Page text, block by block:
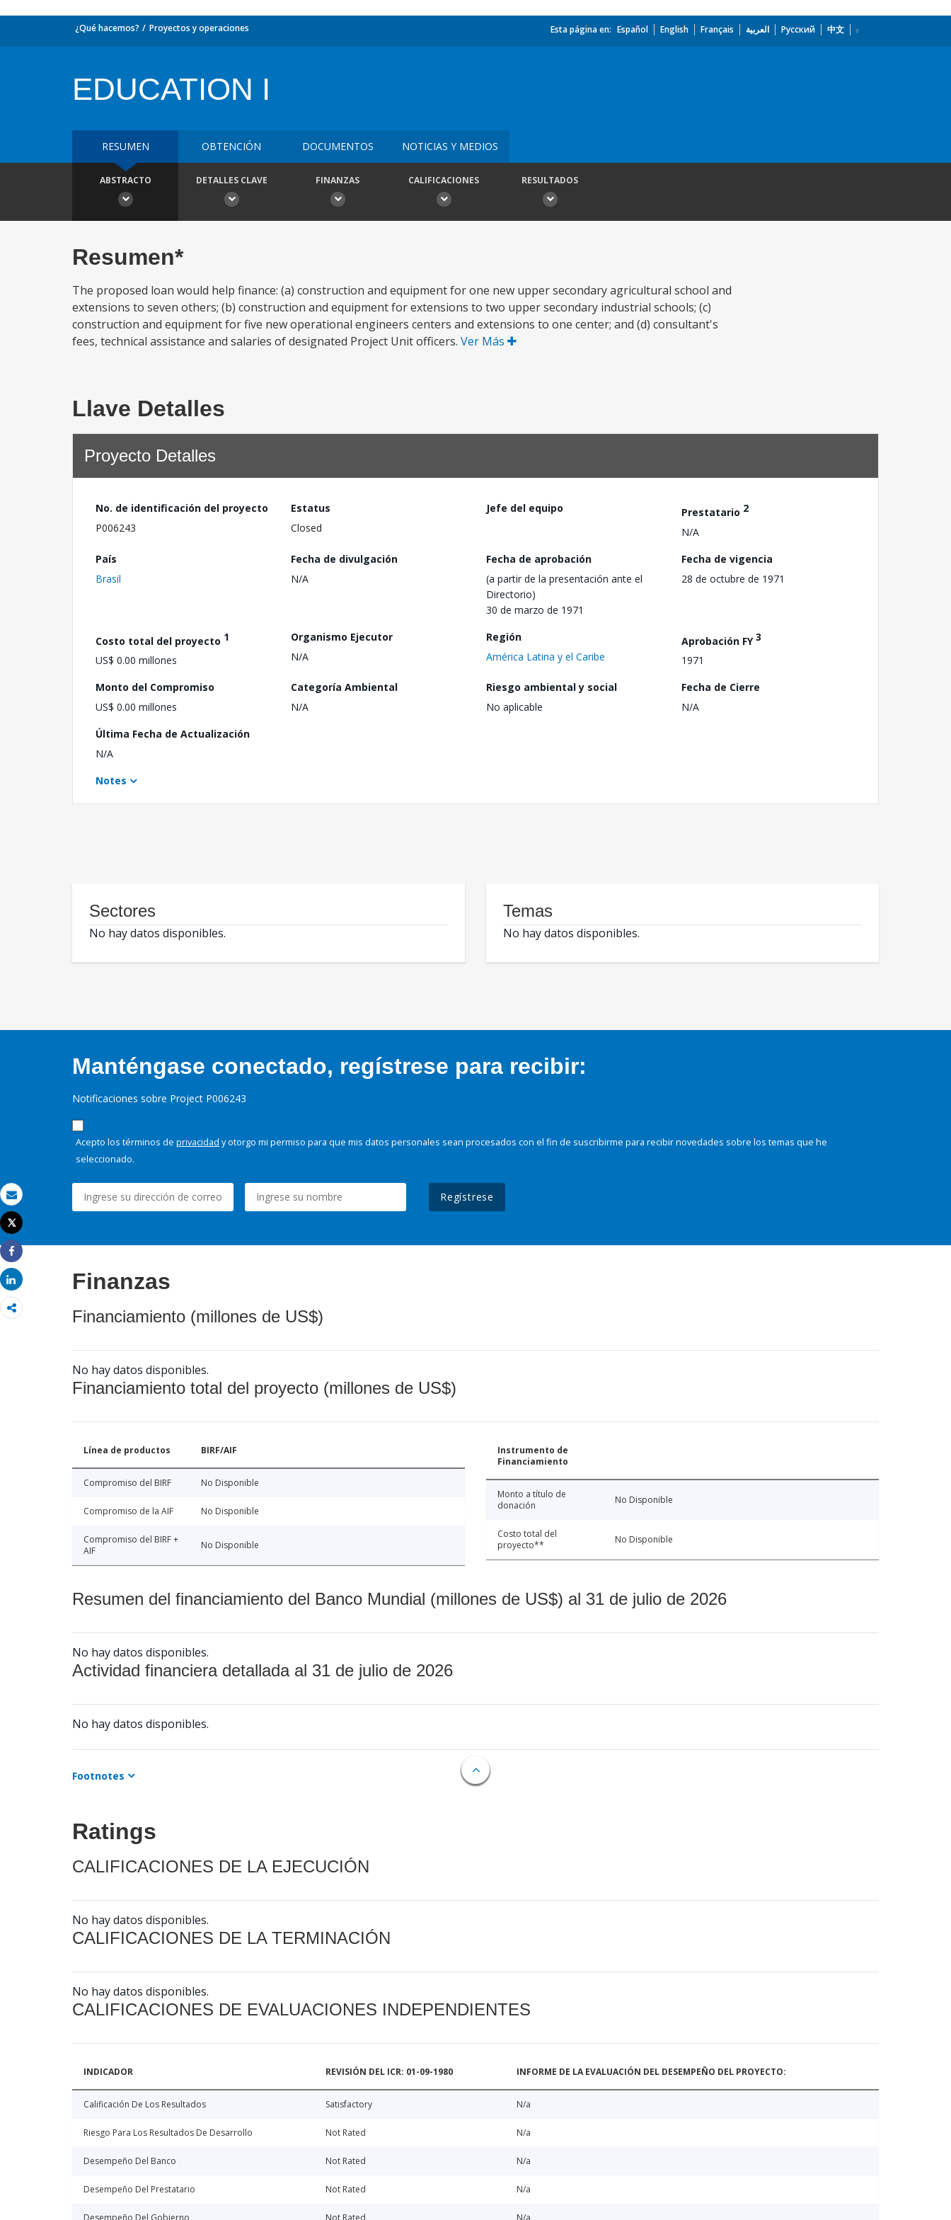
Correo electrónico
Imprimir
Tweet
Share
Share
¿Qué hacemos? Proyectos y operaciones Esta página en: Español English Français العربية Русский 中文
EDUCATION I
RESUMEN OBTENCIÓN DOCUMENTOS NOTICIAS Y MEDIOS
ABSTRACTO DETALLES CLAVE FINANZAS CALIFICACIONES RESULTADOS
Resumen*
The proposed loan would help finance: (a) construction and equipment for one new upper secondary agricultural school and
extensions to seven others; (b) construction and equipment for extensions to two upper secondary industrial schools; (c)
construction and equipment for five new operational engineers centers and extensions to one center; and (d) consultant's
fees, technical assistance and salaries of designated Project Unit officers. Ver Más
Llave Detalles
Proyecto Detalles
No. de identificación del proyecto
P006243
Estatus
Closed
Jefe del equipo Prestatario 2
N/A
País
Brasil
Fecha de divulgación
N/A
Fecha de aprobación
(a partir de la presentación ante el
Directorio)
30 de marzo de 1971
Fecha de vigencia
28 de octubre de 1971
Costo total del proyecto 1
US$ 0.00 millones
Organismo Ejecutor
N/A
Región
América Latina y el Caribe
Aprobación FY3
1971
Monto del Compromiso
US$ 0.00 millones
Categoría Ambiental
N/A
Riesgo ambiental y social
No aplicable
Fecha de Cierre
N/A
Última Fecha de Actualización
N/A
Notes
Sectores
No hay datos disponibles.
Temas
No hay datos disponibles.
Manténgase conectado, regístrese para recibir:
Notificaciones sobre Project P006243
Acepto los términos de privacidad y otorgo mi permiso para que mis datos personales sean procesados con el fin de suscribirme para recibir novedades sobre los temas que he
seleccionado.
Regístrese
Finanzas
Financiamiento (millones de US$)
No hay datos disponibles.
Financiamiento total del proyecto (millones de US$)
Línea de productos BIRF/AIF
Compromiso del BIRF No Disponible
Compromiso de la AIF No Disponible
Compromiso del BIRF +
AIF
No Disponible
Instrumento de
Financiamiento
Monto a título de
donación
No Disponible
Costo total del
proyecto**
No Disponible
Resumen del financiamiento del Banco Mundial (millones de US$) al 31 de julio de 2026
No hay datos disponibles.
Actividad financiera detallada al 31 de julio de 2026
No hay datos disponibles.
Footnotes
Ratings
CALIFICACIONES DE LA EJECUCIÓN
No hay datos disponibles.
CALIFICACIONES DE LA TERMINACIÓN
No hay datos disponibles.
CALIFICACIONES DE EVALUACIONES INDEPENDIENTES
INDICADOR REVISIÓN DEL ICR: 01-09-1980 INFORME DE LA EVALUACIÓN DEL DESEMPEÑO DEL PROYECTO:
Calificación De Los Resultados Satisfactory N/a
Riesgo Para Los Resultados De Desarrollo Not Rated N/a
Desempeño Del Banco Not Rated N/a
Desempeño Del Prestatario Not Rated N/a